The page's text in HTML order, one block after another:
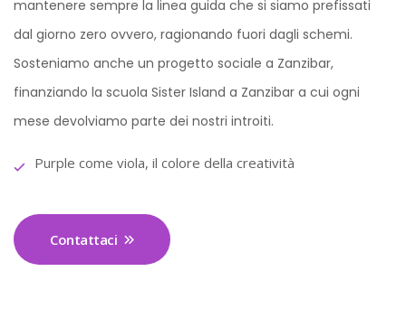
mantenere sempre la linea guida che si siamo prefissati
dal giorno zero ovvero, ragionando fuori dagli schemi.
Sosteniamo anche un progetto sociale a Zanzibar,
finanziando la scuola Sister Island a Zanzibar a cui ogni
mese devolviamo parte dei nostri introiti.
Purple come viola, il colore della creatività
Contattaci